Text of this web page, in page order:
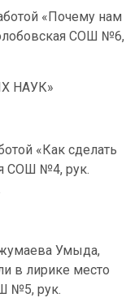
«Почему нам
СОШ №6,
НАУК»
«Как сделать
СОШ №4, рук.
Умыда,
в лирике место
№5, рук.